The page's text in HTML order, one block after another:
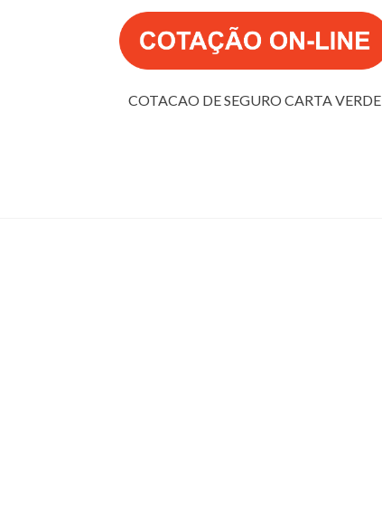
COTACAO DE SEGURO CARTA VERDE